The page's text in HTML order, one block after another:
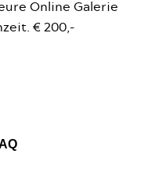
Online Galerie
€ 200,-